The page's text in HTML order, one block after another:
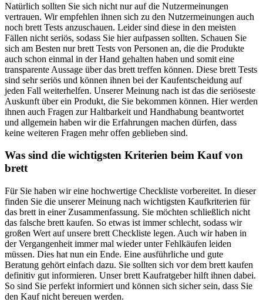
Natürlich sollten Sie sich nicht nur auf die Nutzermeinungen
vertrauen. Wir empfehlen ihnen sich zu den Nutzermeinungen auch
noch brett Tests anzuschauen. Leider sind diese in den meisten
Fällen nicht seriös, sodass Sie hier aufpassen sollten. Schauen Sie
sich am Besten nur brett Tests von Personen an, die die Produkte
auch schon einmal in der Hand gehalten haben und somit eine
transparente Aussage über das brett treffen können. Diese brett Tests
sind sehr seriös und können ihnen bei der Kaufentscheidung auf
jeden Fall weiterhelfen. Unserer Meinung nach ist das die seriöseste
Auskunft über ein Produkt, die Sie bekommen können. Hier werden
ihnen auch Fragen zur Haltbarkeit und Handhabung beantwortet
und allgemein haben wir die Erfahrungen machen dürfen, dass
keine weiteren Fragen mehr offen geblieben sind.
Was sind die wichtigsten Kriterien beim Kauf von
brett
Für Sie haben wir eine hochwertige Checkliste vorbereitet. In dieser
finden Sie die unserer Meinung nach wichtigsten Kaufkriterien für
das brett in einer Zusammenfassung. Sie möchten schließlich nicht
das falsche brett kaufen. So etwas ist immer schlecht, sodass wir
großen Wert auf unsere brett Checkliste legen. Auch wir haben in
der Vergangenheit immer mal wieder unter Fehlkäufen leiden
müssen. Dies hat nun ein Ende. Eine ausführliche und gute
Beratung gehört einfach dazu. Sie sollten sich vor dem brett kaufen
definitiv gut informieren. Unser brett Kaufratgeber hilft ihnen dabei.
So sind Sie perfekt informiert und können sich sicher sein, dass Sie
den Kauf nicht bereuen werden.